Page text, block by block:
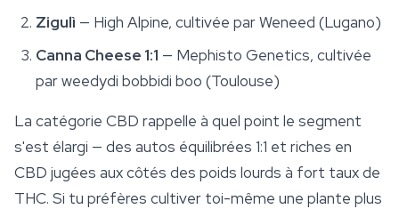
Zigulì — High Alpine, cultivée par Weneed (Lugano)
Canna Cheese 1:1 — Mephisto Genetics, cultivée
par weedydi bobbidi boo (Toulouse)
La catégorie CBD rappelle à quel point le segment
s'est élargi — des autos équilibrées 1:1 et riches en
CBD jugées aux côtés des poids lourds à fort taux de
THC. Si tu préfères cultiver toi-même une plante plus